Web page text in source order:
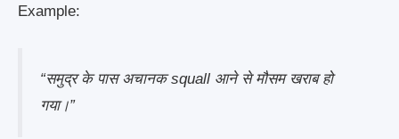
Example:
“समुद्र के पास अचानक squall आने से मौसम खराब हो
गया।”